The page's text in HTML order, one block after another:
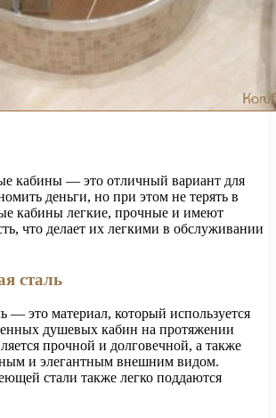
кабины — это отличный вариант для
деньги, но при этом не терять в
кабины легкие, прочные и имеют
что делает их легкими в обслуживании
сталь
— это материал, который используется
душевых кабин на протяжении
прочной и долговечной, а также
и элегантным внешним видом.
стали также легко поддаются